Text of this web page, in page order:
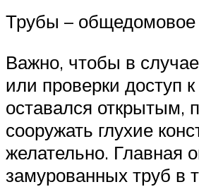
Трубы –
Важно, чтобы в
или проверки доступ
оставался открытым,
сооружать глухие
желательно. Главная
замурованных труб в